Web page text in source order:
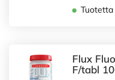
Flux
F/tabl